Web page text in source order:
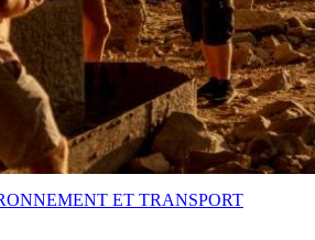
ET TRANSPORT